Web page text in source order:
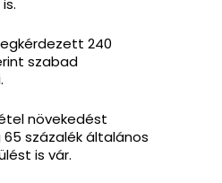
240
szabad
növekedést
százalék általános
is vár.